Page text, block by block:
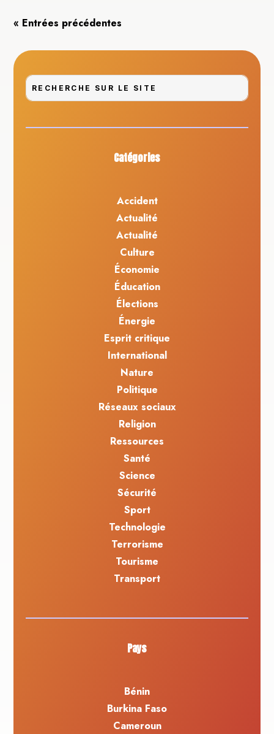
« Entrées précédentes
Catégories
Accident
Actualité
Actualité
Culture
Économie
Éducation
Élections
Énergie
Esprit critique
International
Nature
Politique
Réseaux sociaux
Religion
Ressources
Santé
Science
Sécurité
Sport
Technologie
Terrorisme
Tourisme
Transport
Pays
Bénin
Burkina Faso
Cameroun